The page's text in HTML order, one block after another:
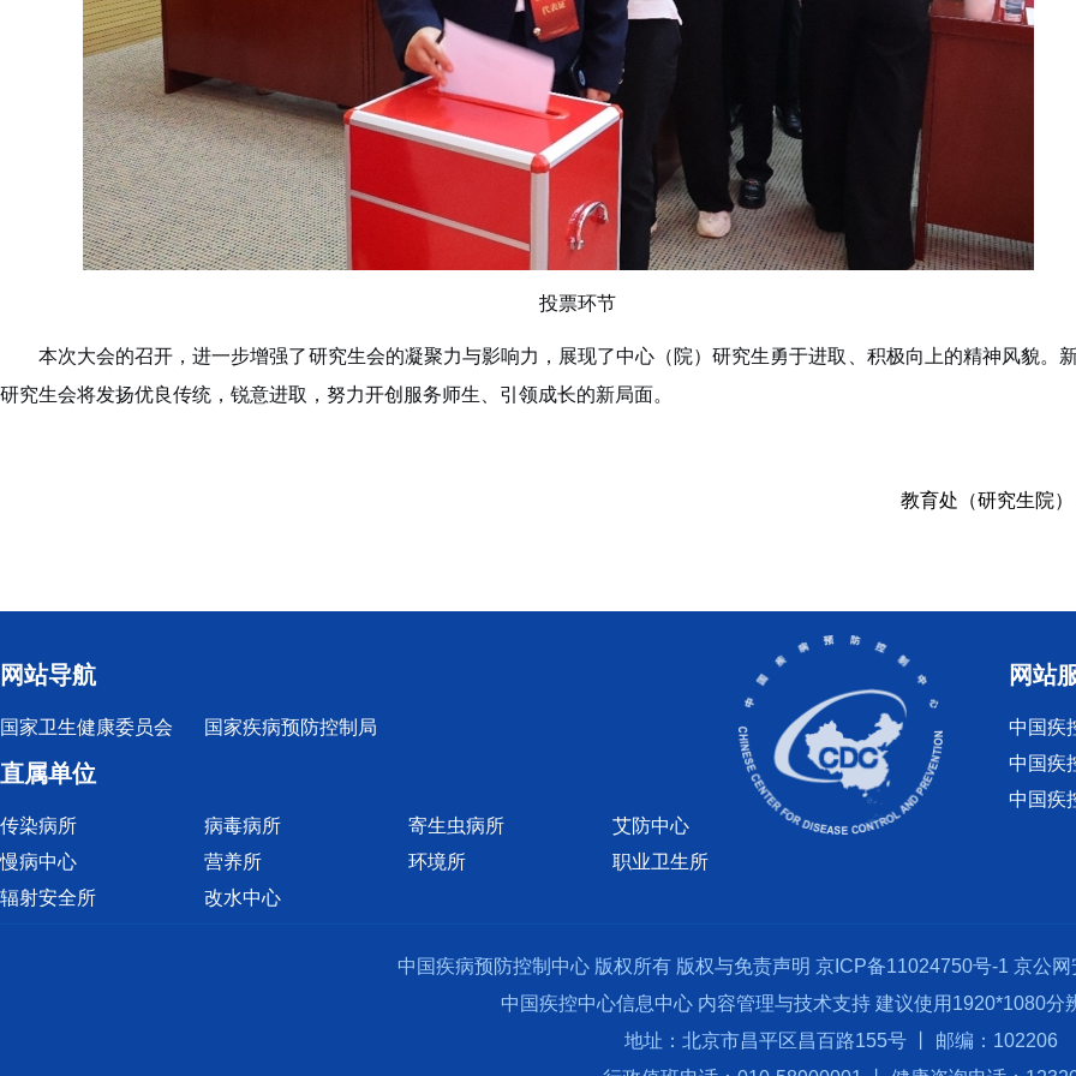
投票环节
本次大会的召开，进一步增强了研究生会的凝聚力与影响力，展现了中心（院）研究生勇于进取、积极向上的精神风貌。
研究生会将发扬优良传统，锐意进取，努力开创服务师生、引领成长的新局面。
教育处（研究生院
网站导航
国家卫生健康委员会 国家疾病预防控制局
直属单位
传染病所 病毒病所 寄生虫病所
艾防中心
慢病中心
营养所 环境所
职业卫生所
辐射安全所
改水中心
网站
中国疾
中国疾
中国疾
中国疾病预防控制中心 版权所有 版权与免责声明 京ICP备11024750号-1 京公网
中国疾控中心信息中心 内容管理与技术支持 建议使用1920*1080分
地址：北京市昌平区昌百路155号 丨 邮编：102206